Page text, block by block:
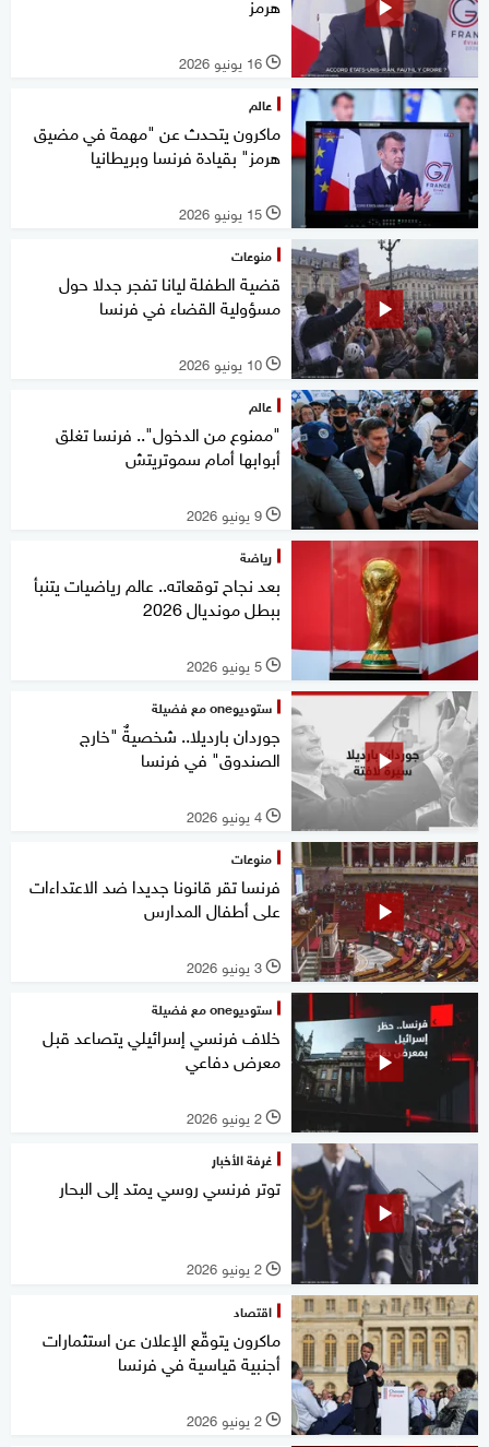
l 16 يونيو 2026
عالم
ماكرون يتحدث عن "مهمة في مضيق
هرمز" بقيادة فرنسا وبريطانيا
l 15 يونيو 2026
منوعات
قضية الطفلة ليانا تفجر جدلا حول
مسؤولية القضاء في فرنسا
l 10 يونيو 2026
عالم
"ممنوع من الدخول".. فرنسا تغلق
أبوابها أمام سموتريتش
l 9 يونيو 2026
رياضة
بعد نجاح توقعاته.. عالم رياضيات يتنبأ
ببطل مونديال 2026
l 5 يونيو 2026
ستوديوone مع فضيلة
جوردان بارديلا.. شخصيةٌ "خارج
الصندوق" في فرنسا
l 4 يونيو 2026
منوعات
فرنسا تقر قانونا جديدا ضد الاعتداءات
على أطفال المدارس
l 3 يونيو 2026
ستوديوone مع فضيلة
خلاف فرنسي إسرائيلي يتصاعد قبل
معرض دفاعي
l 2 يونيو 2026
غرفة الأخبار
توتر فرنسي روسي يمتد إلى البحار
l 2 يونيو 2026
اقتصاد
ماكرون يتوقّع الإعلان عن استثمارات
أجنبية قياسية في فرنسا
l 2 يونيو 2026